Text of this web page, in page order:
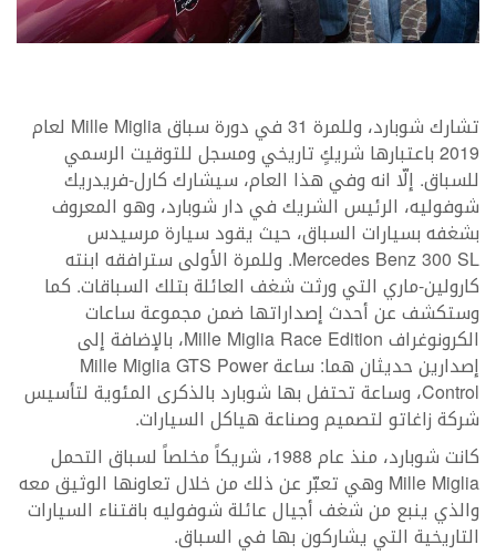
تشارك شوبارد، وللمرة 31 في دورة سباق Mille Miglia لعام
2019 باعتبارها شريكٍ تاريخي ومسجل للتوقيت الرسمي
للسباق. إلّا انه وفي هذا العام، سيشارك كارل-فريدريك
شوفوليه، الرئيس الشريك في دار شوبارد، وهو المعروف
بشغفه بسيارات السباق، حيث يقود سيارة مرسيدس
Mercedes Benz 300 SL. وللمرة الأولى سترافقه ابنته
كارولين-ماري التي ورثت شغف العائلة بتلك السباقات. كما
وستكشف عن أحدث إصداراتها ضمن مجموعة ساعات
الكرونوغراف Mille Miglia Race Edition، بالإضافة إلى
إصدارين حديثان هما: ساعة Mille Miglia GTS Power
Control، وساعة تحتفل بها شوبارد بالذكرى المئوية لتأسيس
شركة زاغاتو لتصميم وصناعة هياكل السيارات.
كانت شوبارد، منذ عام 1988، شريكاً مخلصاً لسباق التحمل
Mille Miglia وهي تعبّر عن ذلك من خلال تعاونها الوثيق معه
والذي ينبع من شغف أجيال عائلة شوفوليه باقتناء السيارات
التاريخية التي يشاركون بها في السباق.